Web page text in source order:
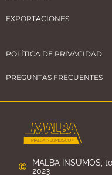
EXPORTACIONES
POLÍTICA DE PRIVACIDAD
PREGUNTAS FRECUENTES
MALBA INSUMOS,
2023